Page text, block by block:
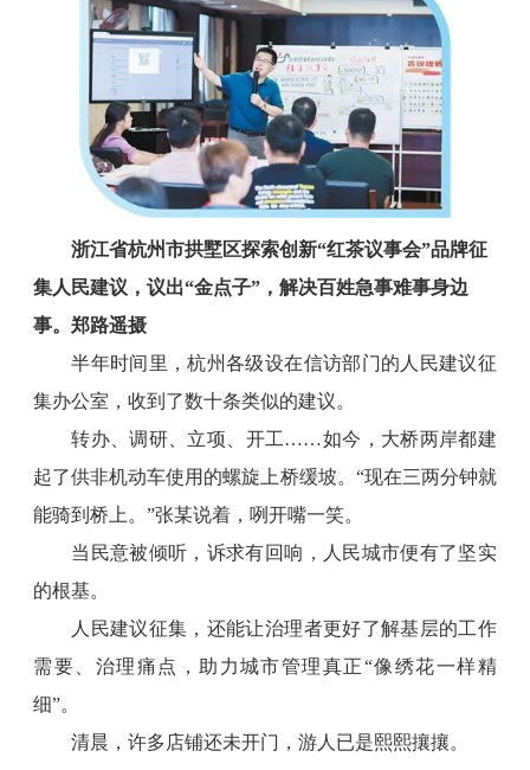
浙江省杭州市拱墅区探索创新“红茶议事会”品牌征
集人民建议，议出“金点子”，解决百姓急事难事身边
事。郑路遥摄
半年时间里，杭州各级设在信访部门的人民建议征
集办公室，收到了数十条类似的建议。
转办、调研、立项、开工……如今，大桥两岸都建
起了供非机动车使用的螺旋上桥缓坡。“现在三两分钟就
能骑到桥上。”张某说着，咧开嘴一笑。
当民意被倾听，诉求有回响，人民城市便有了坚实
的根基。
人民建议征集，还能让治理者更好了解基层的工作
需要、治理痛点，助力城市管理真正“像绣花一样精
细”。
清晨，许多店铺还未开门，游人已是熙熙攘攘。